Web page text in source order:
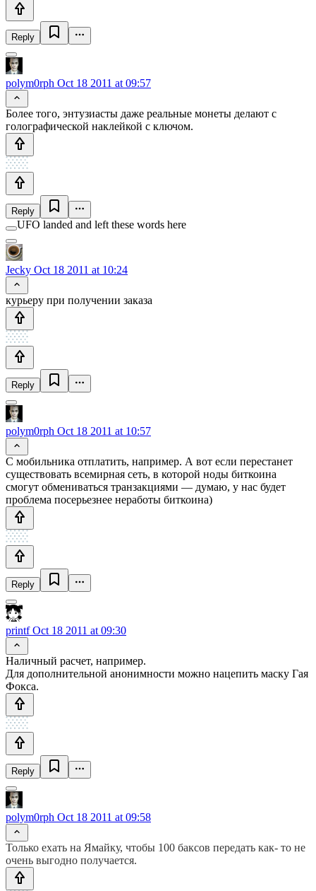
Reply
polym0rph Oct 18 2011 at 09:57
Более того, энтузиасты даже реальные монеты делают с
голографической наклейкой с ключом.
Reply
UFO landed and left these words here
Jecky Oct 18 2011 at 10:24
курьеру при получении заказа
Reply
polym0rph Oct 18 2011 at 10:57
С мобильника отплатить, например. А вот если перестанет
существовать всемирная сеть, в которой ноды биткоина
смогут обмениваться транзакциями — думаю, у нас будет
проблема посерьезнее неработы биткоина)
Reply
printfOct 18 2011 at 09:30
Наличный расчет, например.
Для дополнительной анонимности можно нацепить маску Гая
Фокса.
Reply
polym0rph Oct 18 2011 at 09:58
Только ехать на Ямайку, чтобы 100 баксов передать как- то не
очень выгодно получается.